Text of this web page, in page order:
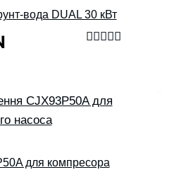
вода DUAL 30 кВт
для компресора